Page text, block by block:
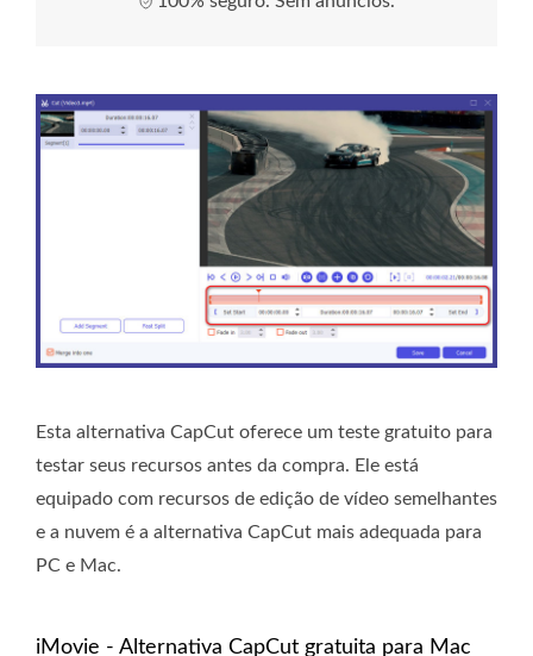
Esta alternativa CapCut oferece um teste gratuito para
testar seus recursos antes da compra. Ele está
equipado com recursos de edição de vídeo semelhantes
e a nuvem é a alternativa CapCut mais adequada para
PC e Mac.
iMovie - Alternativa CapCut gratuita para Mac